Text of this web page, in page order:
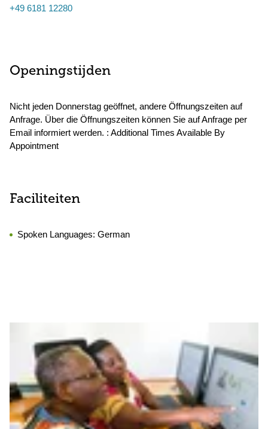
+49 6181 12280
Openingstijden
Nicht jeden Donnerstag geöffnet, andere Öffnungszeiten auf
Anfrage. Über die Öffnungszeiten können Sie auf Anfrage per
Email informiert werden. : Additional Times Available By
Appointment
Faciliteiten
Spoken Languages: German